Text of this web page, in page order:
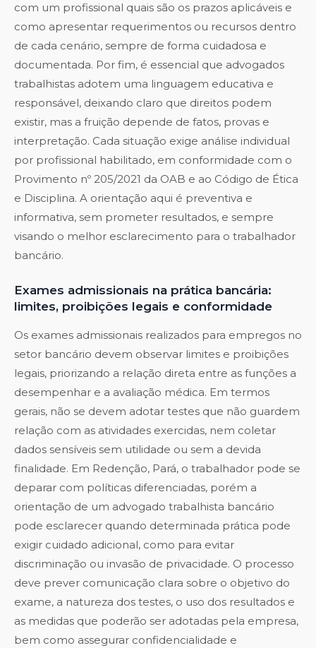
com um profissional quais são os prazos aplicáveis e
como apresentar requerimentos ou recursos dentro
de cada cenário, sempre de forma cuidadosa e
documentada. Por fim, é essencial que advogados
trabalhistas adotem uma linguagem educativa e
responsável, deixando claro que direitos podem
existir, mas a fruição depende de fatos, provas e
interpretação. Cada situação exige análise individual
por profissional habilitado, em conformidade com o
Provimento nº 205/2021 da OAB e ao Código de Ética
e Disciplina. A orientação aqui é preventiva e
informativa, sem prometer resultados, e sempre
visando o melhor esclarecimento para o trabalhador
bancário.
Exames admissionais na prática bancária:
limites, proibições legais e conformidade
Os exames admissionais realizados para empregos no
setor bancário devem observar limites e proibições
legais, priorizando a relação direta entre as funções a
desempenhar e a avaliação médica. Em termos
gerais, não se devem adotar testes que não guardem
relação com as atividades exercidas, nem coletar
dados sensíveis sem utilidade ou sem a devida
finalidade. Em Redenção, Pará, o trabalhador pode se
deparar com políticas diferenciadas, porém a
orientação de um advogado trabalhista bancário
pode esclarecer quando determinada prática pode
exigir cuidado adicional, como para evitar
discriminação ou invasão de privacidade. O processo
deve prever comunicação clara sobre o objetivo do
exame, a natureza dos testes, o uso dos resultados e
as medidas que poderão ser adotadas pela empresa,
bem como assegurar confidencialidade e